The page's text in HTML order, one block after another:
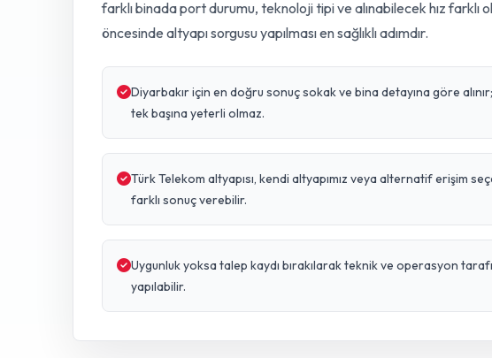
farklı binada port durumu, teknoloji tipi ve alınabilecek hız farklı
öncesinde altyapı sorgusu yapılması en sağlıklı adımdır.
Diyarbakır için en doğru sonuç sokak ve bina detayına göre
tek başına yeterli olmaz.
Türk Telekom altyapısı, kendi altyapımız veya alternatif erişim
farklı sonuç verebilir.
Uygunluk yoksa talep kaydı bırakılarak teknik ve operasyon
yapılabilir.